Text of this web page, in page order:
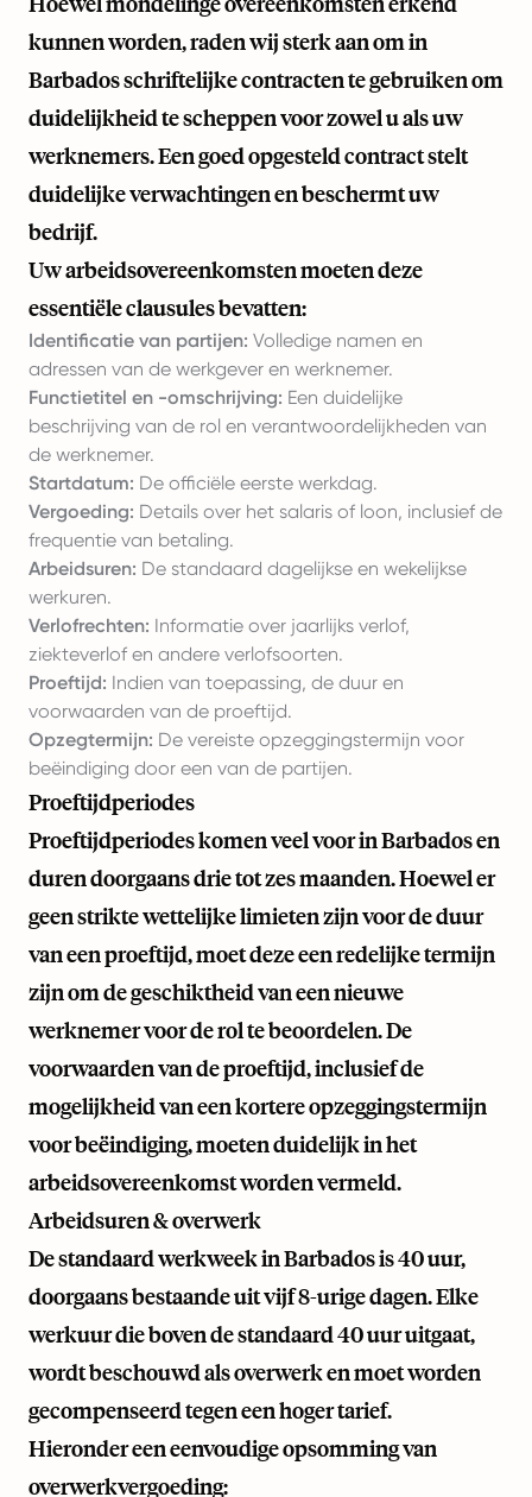
kunnen worden, raden wij sterk aan om in
Barbados schriftelijke contracten te gebruiken om
duidelijkheid te scheppen voor zowel u als uw
werknemers. Een goed opgesteld contract stelt
duidelijke verwachtingen en beschermt uw
bedrijf.
Uw arbeidsovereenkomsten moeten deze
essentiële clausules bevatten:
Identificatie van partijen: Volledige namen en
adressen van de werkgever en werknemer.
Functietitel en -omschrijving: Een duidelijke
beschrijving van de rol en verantwoordelijkheden van
de werknemer.
Startdatum: De officiële eerste werkdag.
Vergoeding: Details over het salaris of loon, inclusief de
frequentie van betaling.
Arbeidsuren: De standaard dagelijkse en wekelijkse
werkuren.
Verlofrechten: Informatie over jaarlijks verlof,
ziekteverlof en andere verlofsoorten.
Proeftijd: Indien van toepassing, de duur en
voorwaarden van de proeftijd.
Opzegtermijn: De vereiste opzeggingstermijn voor
beëindiging door een van de partijen.
Proeftijdperiodes
Proeftijdperiodes komen veel voor in Barbados en
duren doorgaans drie tot zes maanden. Hoewel er
geen strikte wettelijke limieten zijn voor de duur
van een proeftijd, moet deze een redelijke termijn
zijn om de geschiktheid van een nieuwe
werknemer voor de rol te beoordelen. De
voorwaarden van de proeftijd, inclusief de
mogelijkheid van een kortere opzeggingstermijn
voor beëindiging, moeten duidelijk in het
arbeidsovereenkomst worden vermeld.
Arbeidsuren & overwerk
De standaard werkweek in Barbados is 40 uur,
doorgaans bestaande uit vijf 8-urige dagen. Elke
werkuur die boven de standaard 40 uur uitgaat,
wordt beschouwd als overwerk en moet worden
gecompenseerd tegen een hoger tarief.
Hieronder een eenvoudige opsomming van
overwerkvergoeding: